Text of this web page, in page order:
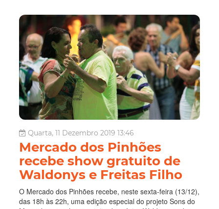
Quarta, 11 Dezembro 2019 13:46
Mercado dos Pinhões
recebe show gratuito de
Waldonys e Freitas Filho
O Mercado dos Pinhões recebe, neste sexta-feira (13/12),
das 18h às 22h, uma edição especial do projeto Sons do